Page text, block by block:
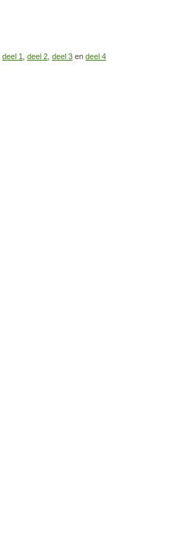
deel 1 deel 2 deel 3 en deel 4